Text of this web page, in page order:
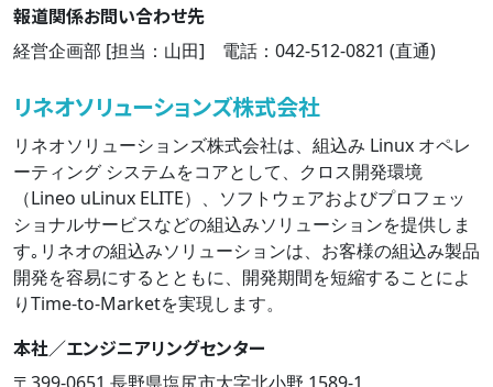
報道関係お問い合わせ先
経営企画部 [担当：山田] 電話：042-512-0821 (直通)
リネオソリューションズ株式会社
リネオソリューションズ株式会社は、組込み Linux オペレ
ーティング システムをコアとして、クロス開発環境
（Lineo uLinux ELITE）、ソフトウェアおよびプロフェッ
ショナルサービスなどの組込みソリューションを提供しま
す｡リネオの組込みソリューションは、お客様の組込み製品
開発を容易にするとともに、開発期間を短縮することによ
りTime-to-Marketを実現します。
本社／エンジニアリングセンター